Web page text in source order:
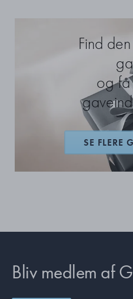
Find
og få
SE FLERE
Bliv medlem af